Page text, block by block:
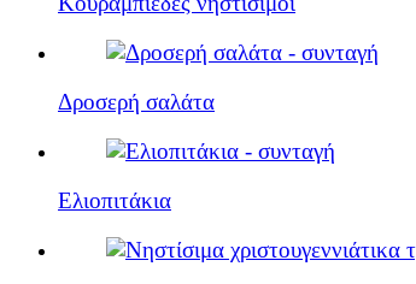
Δροσερή σαλάτα
Ελιοπιτάκια